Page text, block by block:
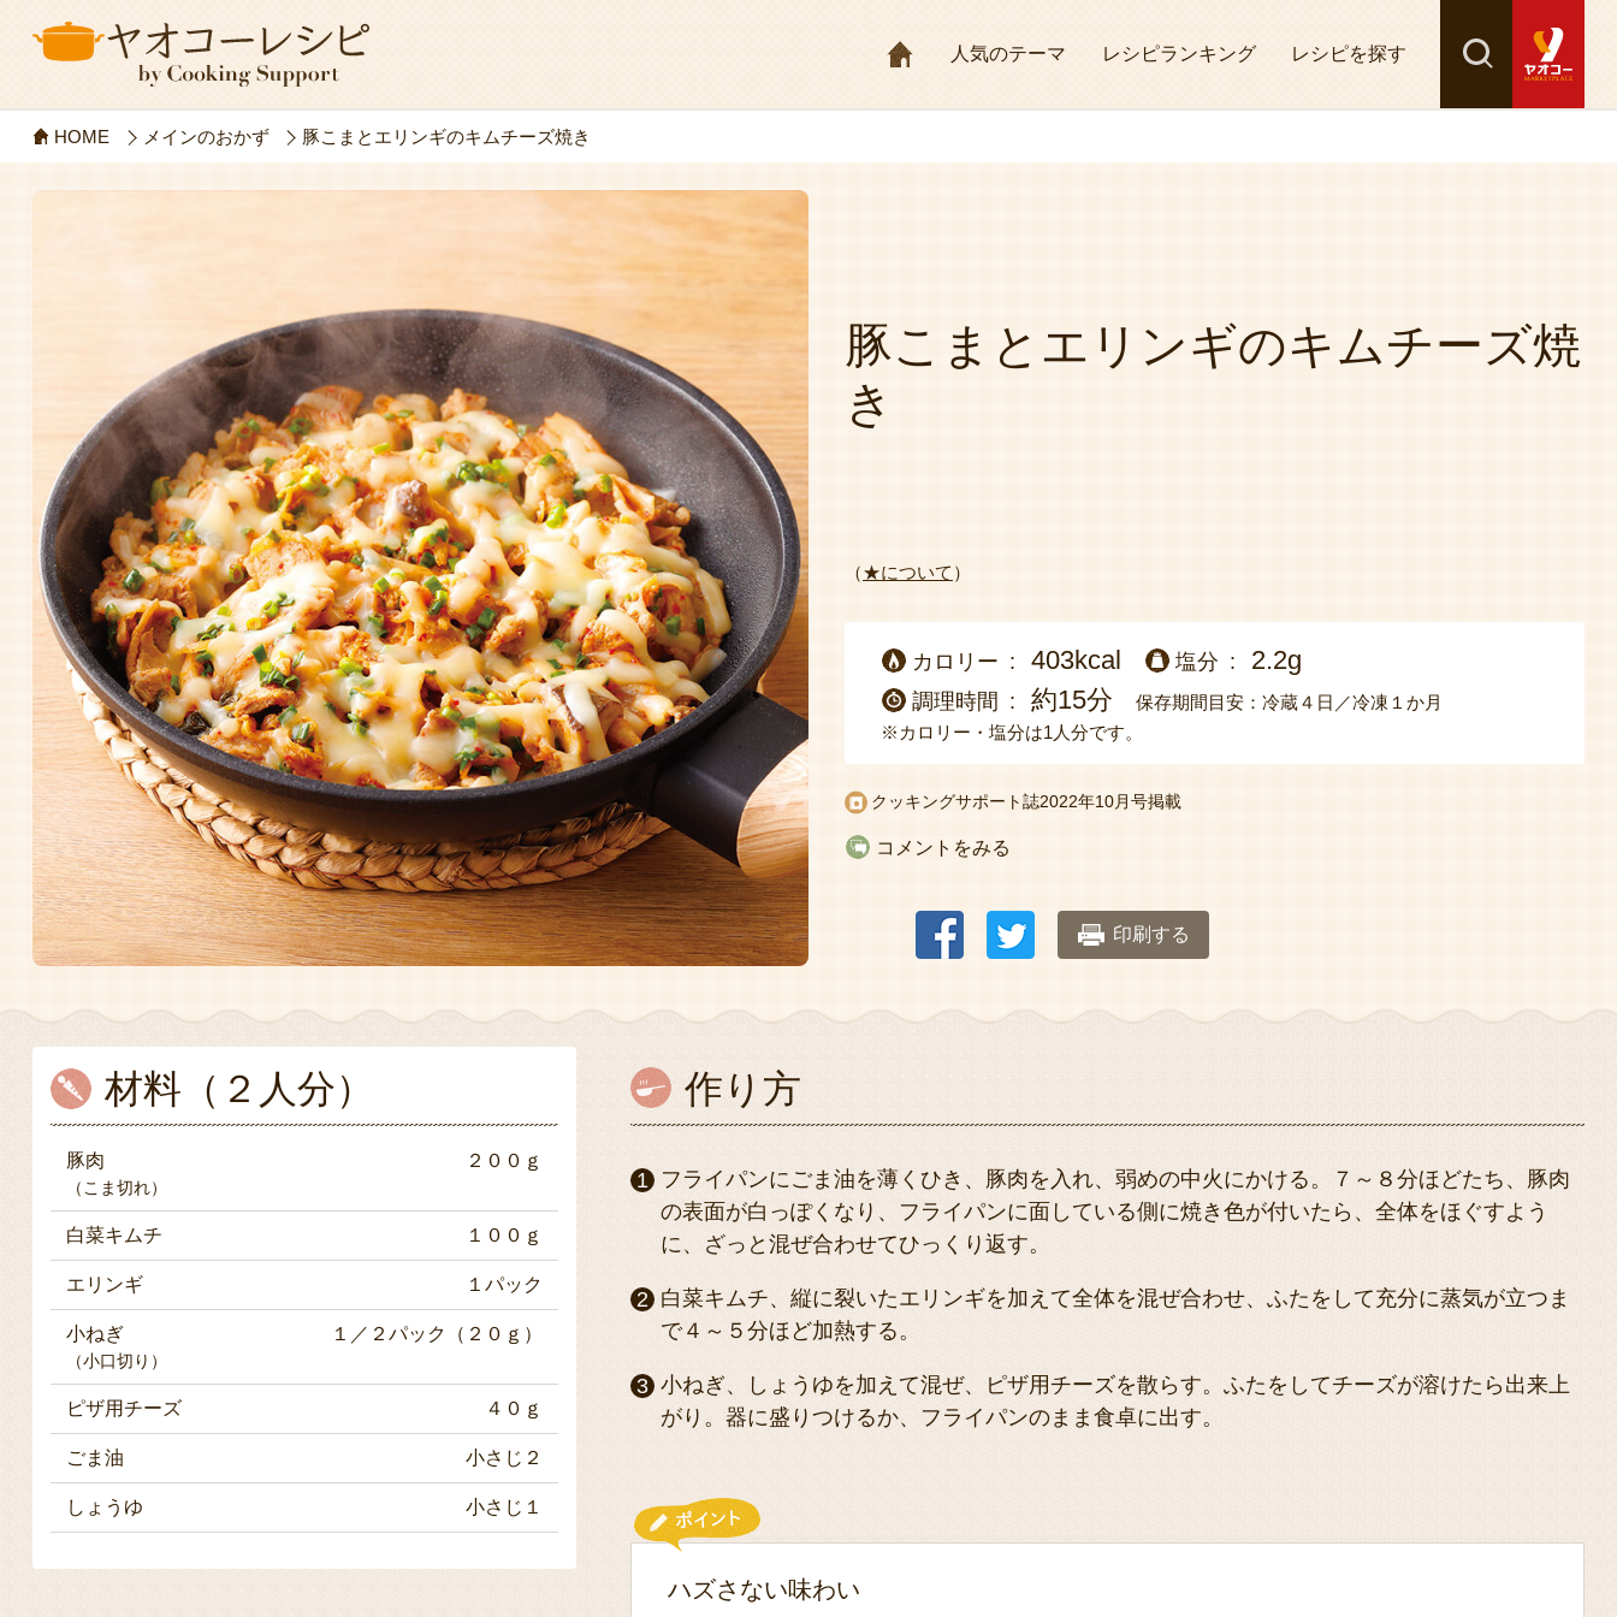
HOME人気のテーマ レシピランキング レシピを探す 検索
探す
HOME メインのおかず 豚こまとエリンギのキムチーズ焼き
豚こまとエリンギのキムチーズ焼
き
（★について ）
カロリー 403kcal 塩分 2.2g
調理時間 約15分
保存期間目安：冷蔵４日／冷凍１か月
※カロリー・塩分は1人分です。
クッキングサポート誌2022年10月号掲載
コメントをみる
印刷する
材料（２人分）
豚肉 ２００ｇ
（こま切れ）
白菜キムチ １００ｇ
エリンギ １パック
小ねぎ １／２パック（２０ｇ）
（小口切り）
ピザ用チーズ ４０ｇ
ごま油 小さじ２
しょうゆ 小さじ１
作り方
フライパンにごま油を薄くひき、豚肉を入れ、弱めの中火にかける。７～８分ほどたち、豚肉
の表面が白っぽくなり、フライパンに面している側に焼き色が付いたら、全体をほぐすよう
に、ざっと混ぜ合わせてひっくり返す。
白菜キムチ、縦に裂いたエリンギを加えて全体を混ぜ合わせ、ふたをして充分に蒸気が立つま
で４～５分ほど加熱する。
小ねぎ、しょうゆを加えて混ぜ、ピザ用チーズを散らす。ふたをしてチーズが溶けたら出来上
がり。器に盛りつけるか、フライパンのまま食卓に出す。
ハズさない味わい